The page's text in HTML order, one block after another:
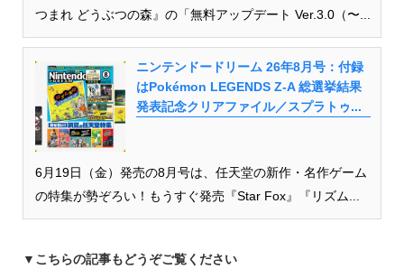
つまれ どうぶつの森』の「無料アップデート Ver.3.0（〜...
ニンテンドードリーム 26年8月号：付録
はPokémon LEGENDS Z-A 総選挙結果
発表記念クリアファイル／スプラトゥ...
6月19日（金）発売の8月号は、任天堂の新作・名作ゲーム
の特集が勢ぞろい！もうすぐ発売『Star Fox』『リズム...
▼ こちらの記事もどうぞご覧ください